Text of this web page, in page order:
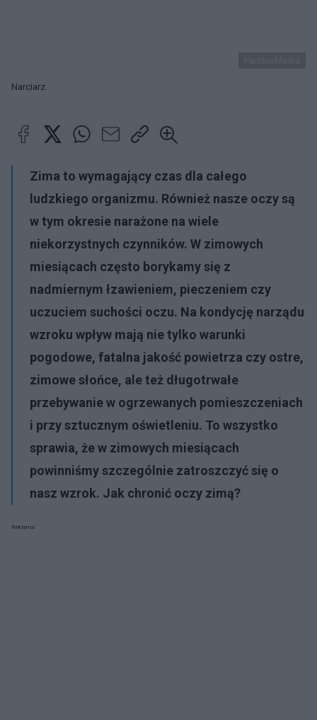
Narciarz
Zima to wymagający czas dla całego
ludzkiego organizmu. Również nasze oczy są
w tym okresie narażone na wiele
niekorzystnych czynników. W zimowych
miesiącach często borykamy się z
nadmiernym łzawieniem, pieczeniem czy
uczuciem suchości oczu. Na kondycję narządu
wzroku wpływ mają nie tylko warunki
pogodowe, fatalna jakość powietrza czy ostre,
zimowe słońce, ale też długotrwałe
przebywanie w ogrzewanych pomieszczeniach
i przy sztucznym oświetleniu. To wszystko
sprawia, że w zimowych miesiącach
powinniśmy szczególnie zatroszczyć się o
nasz wzrok. Jak chronić oczy zimą?
Reklama: